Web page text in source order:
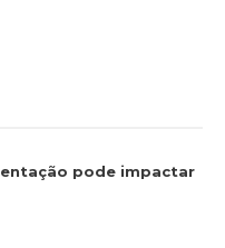
pode impactar